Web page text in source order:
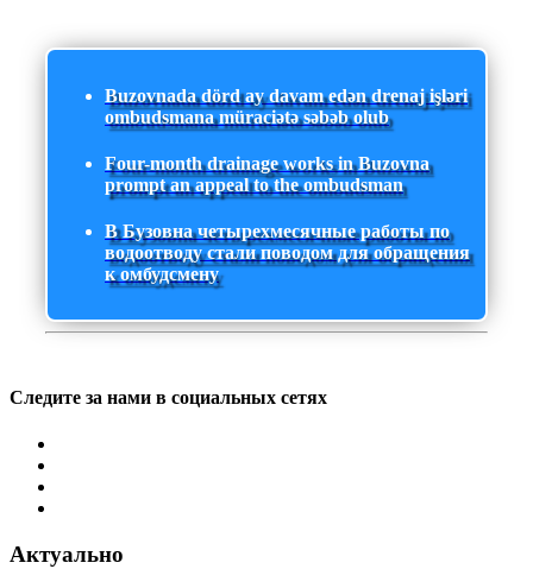
Buzovnada dörd ay davam edən drenaj işləri
ombudsmana müraciətə səbəb olub
Four-month drainage works in Buzovna
prompt an appeal to the ombudsman
В Бузовна четырехмесячные работы по
водоотводу стали поводом для обращения
к омбудсмену
Следите за нами в социальных сетях
Актуально